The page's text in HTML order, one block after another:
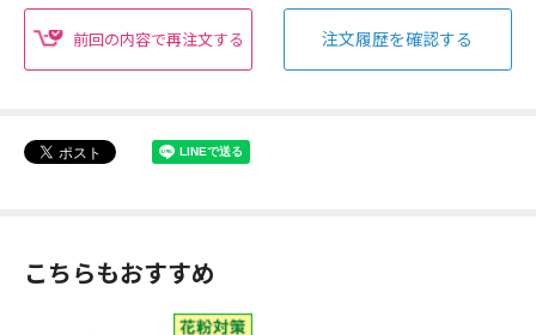
前回の内容で再注文する 注文履歴を確認する
こちらもおすすめ